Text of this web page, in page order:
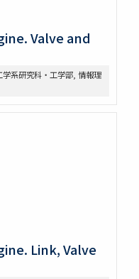
Valve and
系研究科・工学部, 情報理
Link, Valve